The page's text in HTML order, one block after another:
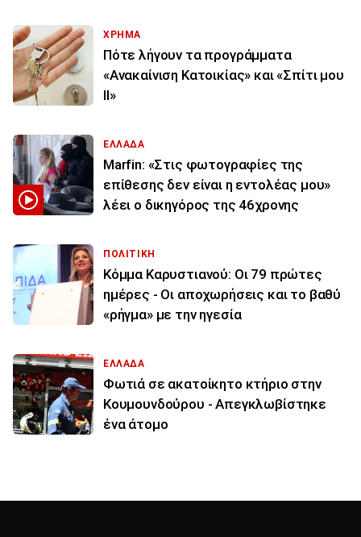
ΧΡΗΜΑ
Πότε λήγουν τα προγράμματα
«Ανακαίνιση Κατοικίας» και «Σπίτι μου
ΙΙ»
ΕΛΛΑΔΑ
Marfin: «Στις φωτογραφίες της
επίθεσης δεν είναι η εντολέας μου»
λέει ο δικηγόρος της 46χρονης
ΠΟΛΙΤΙΚΗ
Κόμμα Καρυστιανού: Οι 79 πρώτες
ημέρες - Οι αποχωρήσεις και το βαθύ
«ρήγμα» με την ηγεσία
ΕΛΛΑΔΑ
Φωτιά σε ακατοίκητο κτήριο στην
Κουμουνδούρου - Απεγκλωβίστηκε
ένα άτομο